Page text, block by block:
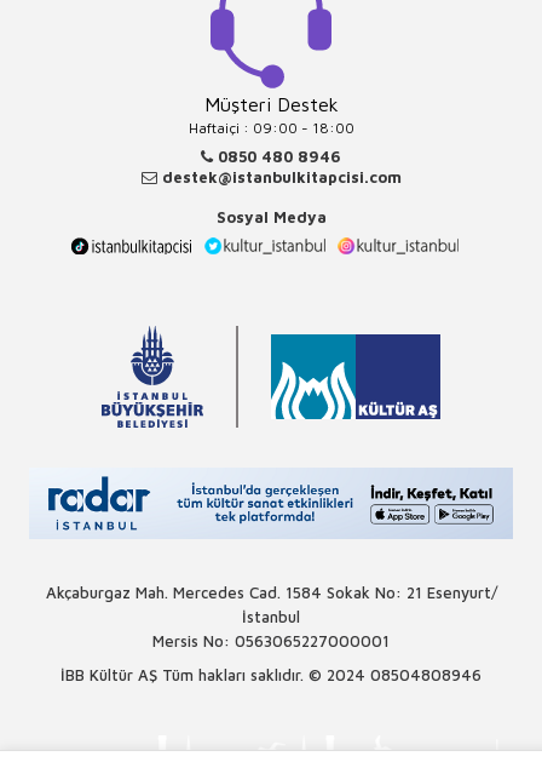
Müşteri Destek
Haftaiçi : 09:00 - 18:00
0850 480 8946
destek@istanbulkitapcisi.com
Sosyal Medya
Akçaburgaz Mah. Mercedes Cad. 1584 Sokak No: 21 Esenyurt/
İstanbul
Mersis No: 0563065227000001
İBB Kültür AŞ Tüm hakları saklıdır. © 2024 08504808946